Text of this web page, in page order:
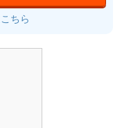
ちら